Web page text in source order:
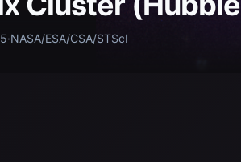
·NASA/ESA/CSA/STScI